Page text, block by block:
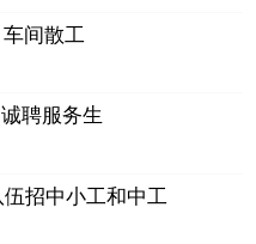
间散工
聘服务生
招中小工和中工